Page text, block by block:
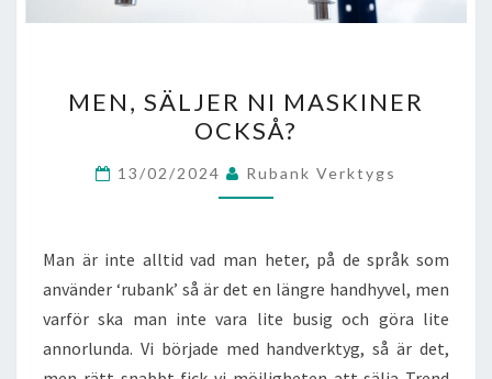
SÄLJER
NI
MASKINER
OCKSÅ?
MEN, SÄLJER NI MASKINER
OCKSÅ?
13/02/2024 Rubank Verktygs
Man är inte alltid vad man heter, på de språk som
använder ‘rubank’ så är det en längre handhyvel, men
varför ska man inte vara lite busig och göra lite
annorlunda. Vi började med handverktyg, så är det,